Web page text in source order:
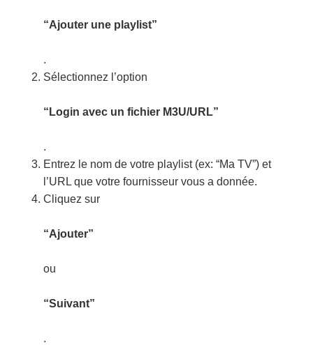
“Ajouter une playlist”
.
Sélectionnez l’option
“Login avec un fichier M3U/URL”
.
Entrez le nom de votre playlist (ex: “Ma TV”) et
l’URL que votre fournisseur vous a donnée.
Cliquez sur
“Ajouter”
ou
“Suivant”
.